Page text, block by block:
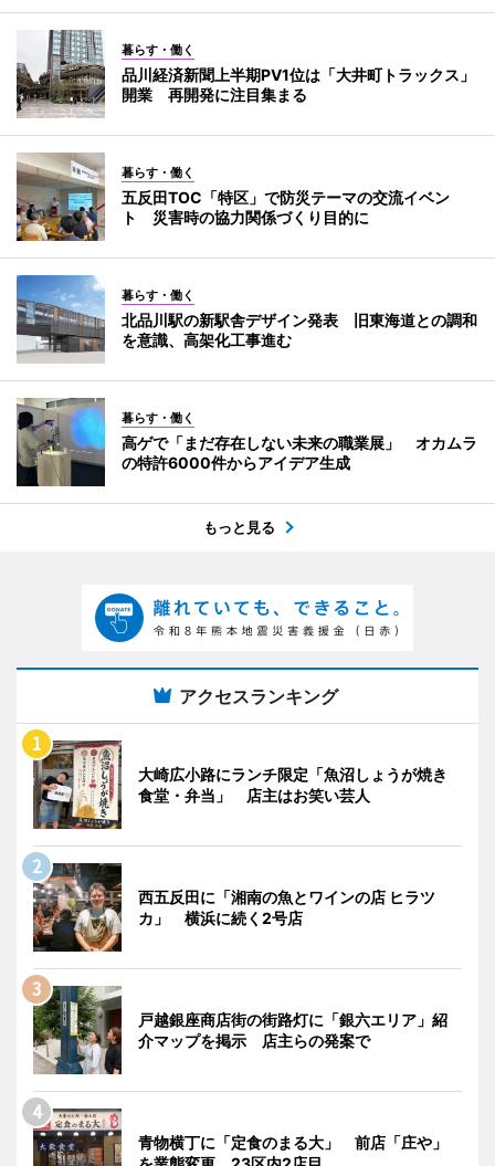
暮らす・働く
品川経済新聞上半期PV1位は「大井町トラックス」
開業 再開発に注目集まる
暮らす・働く
五反田TOC「特区」で防災テーマの交流イベン
ト 災害時の協力関係づくり目的に
暮らす・働く
北品川駅の新駅舎デザイン発表 旧東海道との調和
を意識、高架化工事進む
暮らす・働く
高ゲで「まだ存在しない未来の職業展」 オカムラ
の特許6000件からアイデア生成
もっと見る
アクセスランキング
大崎広小路にランチ限定「魚沼しょうが焼き
食堂・弁当」 店主はお笑い芸人
西五反田に「湘南の魚とワインの店 ヒラツ
カ」 横浜に続く2号店
戸越銀座商店街の街路灯に「銀六エリア」紹
介マップを掲示 店主らの発案で
青物横丁に「定食のまる大」 前店「庄や」